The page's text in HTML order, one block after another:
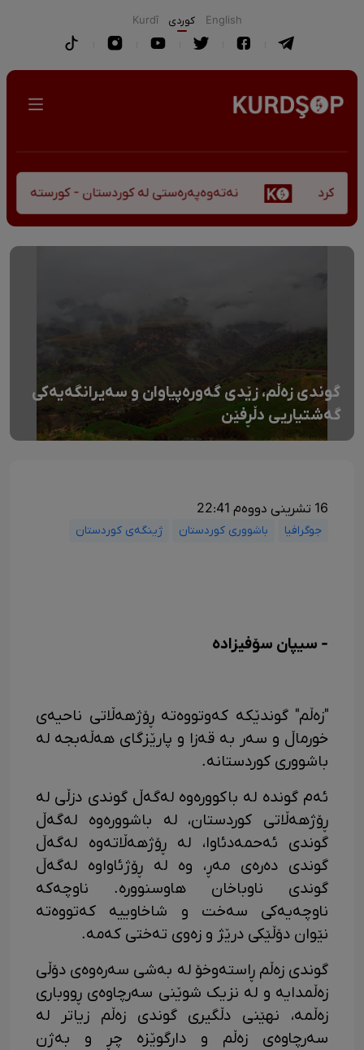
English كوردی Kurdî
نەتەوەپەرەستی لە کوردستان - کورستەی
گوندی زەڵم، زێدی گەورەپیاوان و سەیرانگەیەکی
گەشتیاریی دڵڕفێن
16 تشرینی دووەم 22:41
جوگرافیا باشووری کوردستان ژینگەی کوردستان
- سیپان سۆفیزادە
"زەڵم" گوندێکە کەوتووەتە ڕۆژهەڵاتی ناحیەی
خورماڵ و سەر بە قەزا و پارێزگای هەڵەبجە لە
باشووری کوردستانە.
ئەم گوندە لە باکوورەوە لەگەڵ گوندی دزڵی لە
ڕۆژهەڵاتی کوردستان، لە باشوورەوە لەگەڵ
گوندی ئەحمەدئاوا، لە ڕۆژهەڵاتەوە لەگەڵ
گوندی دەرەی مەڕ، وە لە ڕۆژئاواوە لەگەڵ
گوندی ناوباخان هاوسنوورە. ناوچەکە
ناوچەیەکی سەخت و شاخاوییە کەتووەتە
نێوان دۆڵێکی درێژ و زەوی تەختی کەمە.
گوندی زەڵم ڕاستەوخۆ لە بەشی سەرەوەی دۆڵی
زەڵمدایە و لە نزیک شوێنی سەرچاوەی ڕووباری
زەڵمە، نهێنی دڵگیری گوندی زەڵم زیاتر لە
سەرچاوەی زەڵم و دارگوێزە چڕ و بەژن